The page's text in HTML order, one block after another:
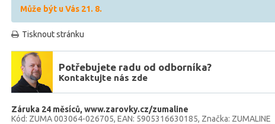
Může být u Vás 21. 8.
Tisknout stránku
Potřebujete radu od odborníka?
Kontaktujte nás zde
Záruka 24 měsíců www.zarovky.cz/zumaline
Kód: ZUMA 003064-026705 EAN: 5905316630185 Značka: ZUMALINE